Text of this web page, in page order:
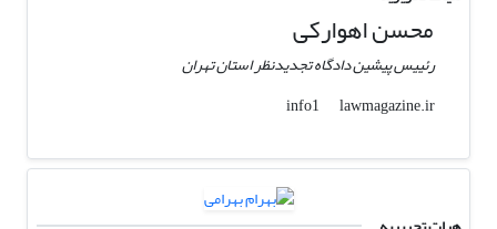
محسن اهوارکی
رئییس پیشین دادگاه تجدیدنظر استان تهران
info1
lawmagazine.ir